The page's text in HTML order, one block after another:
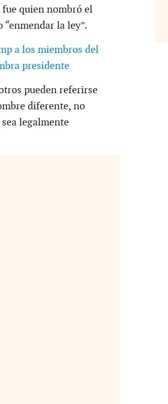
fue quien nombró el
la ley”.
a los miembros del
presidente
pueden referirse
diferente, no
legalmente